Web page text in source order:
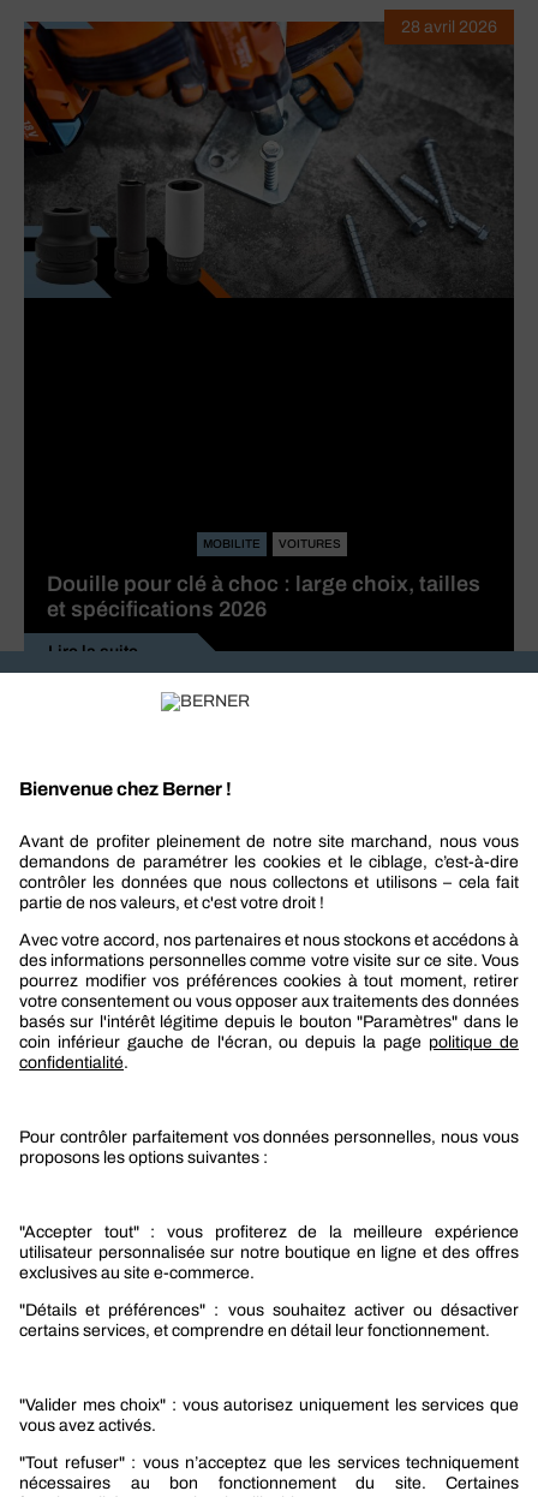
MOBILITE VOITURES
Douille pour clé à choc : large choix, tailles
et spécifications 2026
Lire la suite
28 avril 2026
Berner
Boutique Berner
Boutique Berner Industry Services
Le groupe Berner
Nos produits
Sélection produits automobile
Sélection produits bâtiment
Promotions
Nouveautés mobilité
Nouveautés construction